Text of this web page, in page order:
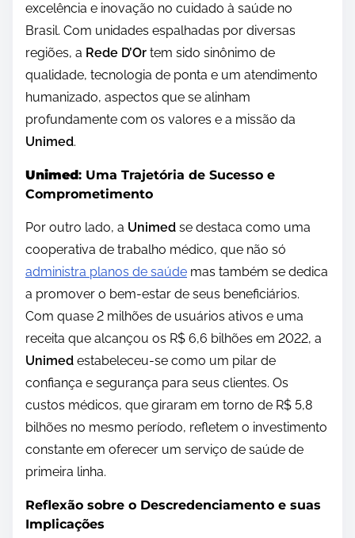
excelência e inovação no cuidado à saúde no
Brasil. Com unidades espalhadas por diversas
regiões, a Rede D’Or tem sido sinônimo de
qualidade, tecnologia de ponta e um atendimento
humanizado, aspectos que se alinham
profundamente com os valores e a missão da
Unimed.
Unimed: Uma Trajetória de Sucesso e
Comprometimento
Por outro lado, a Unimed se destaca como uma
cooperativa de trabalho médico, que não só
administra planos de saúde mas também se dedica
a promover o bem-estar de seus beneficiários.
Com quase 2 milhões de usuários ativos e uma
receita que alcançou os R$ 6,6 bilhões em 2022, a
Unimed estabeleceu-se como um pilar de
confiança e segurança para seus clientes. Os
custos médicos, que giraram em torno de R$ 5,8
bilhões no mesmo período, refletem o investimento
constante em oferecer um serviço de saúde de
primeira linha.
Reflexão sobre o Descredenciamento e suas
Implicações